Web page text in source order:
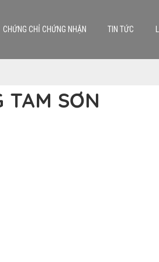
CHỨNG CHỈ CHỨNG NHẬN TIN TỨC
TAM SƠN